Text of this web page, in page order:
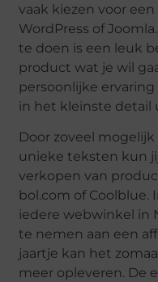
vaak kiezen voor een
WordPress of
te doen is een leuk
product wat je wil
persoonlijke
in het kleinste detail
Door zoveel
unieke teksten kun
verkopen van
bol.com of Coolblue.
iedere webwinkel in
te nemen aan een
jaartje kan het
meer opleveren. De